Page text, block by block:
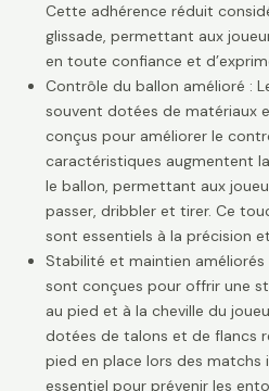
Cette adhérence réduit
glissade, permettant aux
en toute confiance et
Contrôle du ballon amélioré :
souvent dotées de matériaux
conçus pour améliorer le
caractéristiques augmentent
le ballon, permettant aux
passer, dribbler et tirer. Ce
sont essentiels à la précision
Stabilité et maintien
sont conçues pour offrir une
au pied et à la cheville du
dotées de talons et de flancs
pied en place lors des matchs
essentiel pour prévenir les